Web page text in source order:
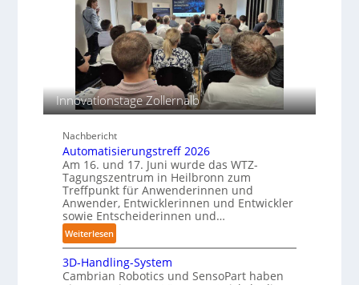
i
v
e
s
T
e
a
h
e
n
n
g
s
m
a
s
c
h
n
e
n
p
e
r
C
o
b
o
k
o
r
r
s
i
n
s
b
e
s
t
ä
n
i
Innovationstage Zollernalb
Nachbericht
Automatisierungstreff 2026
Am 16. und 17. Juni wurde das WTZ-
Tagungszentrum in Heilbronn zum
Treffpunkt für Anwenderinnen und
Anwender, Entwicklerinnen und Entwickler
sowie Entscheiderinnen und…
Weiterlesen:
A
u
t
3D-Handling-System
Cambrian Robotics und SensoPart haben